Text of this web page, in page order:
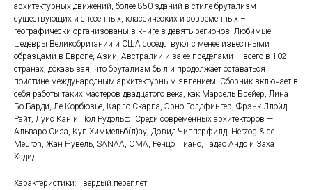
архитектурных движений, более 850 зданий в стиле брутализм –
существующих и снесенных, классических и современных –
географически организованы в книге в девять регионов. Любимые
шедевры Великобритании и США соседствуют с менее известными
образцами в Европе, Азии, Австралии и за ее пределами – всего в 102
странах, доказывая, что брутализм был и продолжает оставаться
поистине международным архитектурным явлением. Сборник включает в
себя работы таких мастеров двадцатого века, как Марсель Брейер, Лина
Бо Барди, Ле Корбюзье, Карло Скарпа, Эрно Голдфингер, Фрэнк Ллойд
Райт, Луис Кан и Пол Рудольф. Среди современных архитекторов —
Альваро Сиза, Куп Химмельб(л)ау, Дэвид Чипперфилд, Herzog & de
Meuron, Жан Нувель, SANAA, OMA, Ренцо Пиано, Тадао Андо и Заха
Хадид.
Характеристики: Твердый переплет